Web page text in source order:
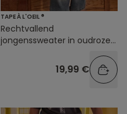
TAPE À L'OEIL ®
Rechtvallend
jongenssweater in oudroze
19,99 €